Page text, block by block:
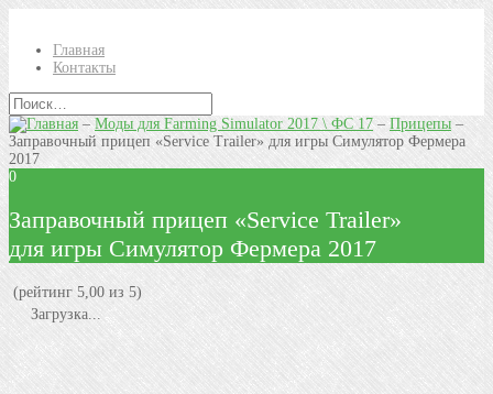
Главная
Контакты
–Моды для Farming Simulator 2017 \ ФС 17– Прицепы –
Заправочный прицеп «Service Trailer» для игры Симулятор Фермера
2017
0
Заправочный прицеп «Service Trailer»
для игры Симулятор Фермера 2017
(рейтинг 5,00 из 5)
Загрузка...